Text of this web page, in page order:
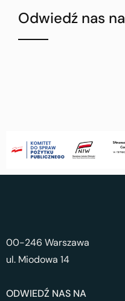
Odwiedź nas na
00-246 Warszawa
ul. Miodowa 14
ODWIEDŹ NAS NA